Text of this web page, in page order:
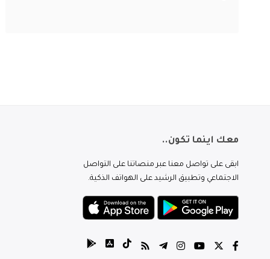
معك اينما تكون..
ابقى على تواصل معنا عبر منصاتنا على التواصل
الاجتماعي وتطبيق الرشيد على الهواتف الذكية.